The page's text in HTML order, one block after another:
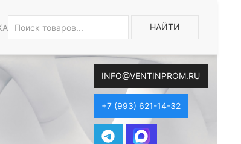
НАЙТИ
INFO@VENTINPROM.RU
+7 (993) 621-14-32